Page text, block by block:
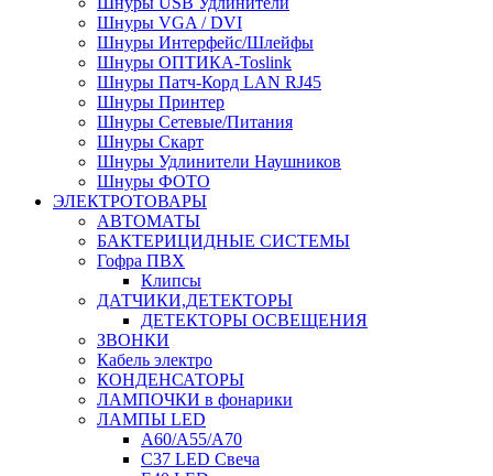
Шнуры VGA / DVI
Шнуры Интерфейс/Шлейфы
Шнуры ОПТИКА-Toslink
Шнуры Патч-Корд LAN RJ45
Шнуры Принтер
Шнуры Сетевые/Питания
Шнуры Скарт
Шнуры Удлинители Наушников
Шнуры ФОТО
ЭЛЕКТРОТОВАРЫ
АВТОМАТЫ
БАКТЕРИЦИДНЫЕ СИСТЕМЫ
Гофра ПВХ
Клипсы
ДАТЧИКИ,ДЕТЕКТОРЫ
ДЕТЕКТОРЫ ОСВЕЩЕНИЯ
ЗВОНКИ
Кабель электро
КОНДЕНСАТОРЫ
ЛАМПОЧКИ в фонарики
ЛАМПЫ LED
A60/A55/A70
C37 LED Свеча